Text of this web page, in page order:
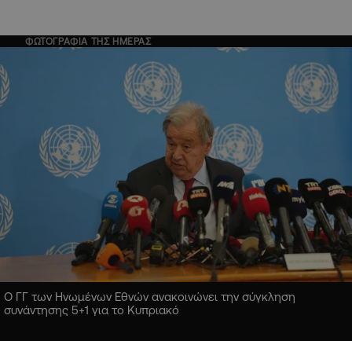
ΦΩΤΟΓΡΑΦΙΑ ΤΗΣ ΗΜΕΡΑΣ
Ο ΓΓ των Ηνωμένων Εθνών ανακοινώνει την σύγκληση
συνάντησης 5+1 για το Κυπριακό